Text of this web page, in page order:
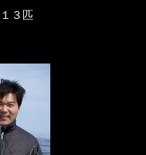
３匹